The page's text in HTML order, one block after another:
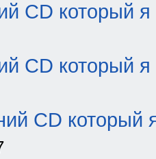
CD который я
CD который я
CD который